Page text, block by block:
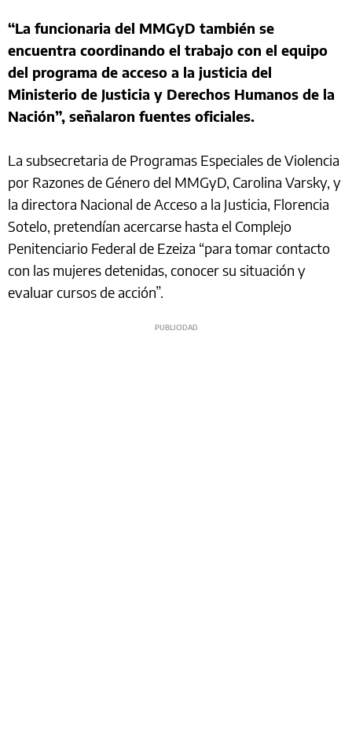
“La funcionaria del MMGyD también se
encuentra coordinando el trabajo con el equipo
del programa de acceso a la justicia del
Ministerio de Justicia y Derechos Humanos de la
Nación”, señalaron fuentes oficiales.
La subsecretaria de Programas Especiales de Violencia
por Razones de Género del MMGyD, Carolina Varsky, y
la directora Nacional de Acceso a la Justicia, Florencia
Sotelo, pretendían acercarse hasta el Complejo
Penitenciario Federal de Ezeiza “para tomar contacto
con las mujeres detenidas, conocer su situación y
evaluar cursos de acción”.